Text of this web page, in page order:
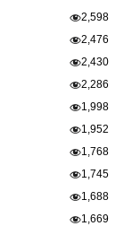
2,598
2,476
2,430
2,286
1,998
1,952
1,768
1,745
1,688
1,669